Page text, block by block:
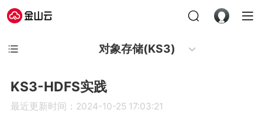
对象存储(KS3)
KS3-HDFS实践
最近更新时间：2024-10-25 17:03:21